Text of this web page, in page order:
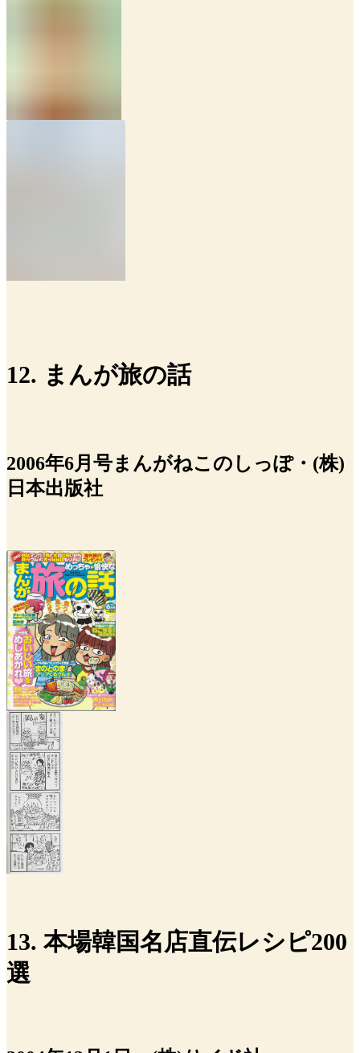
12. まんが旅の話
2006年6月号まんがねこのしっぽ・(株)
日本出版社
13. 本場韓国名店直伝レシピ200
選